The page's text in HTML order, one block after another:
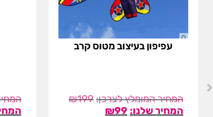
עפיפון בעיצוב מטוס קרב
₪199
₪99